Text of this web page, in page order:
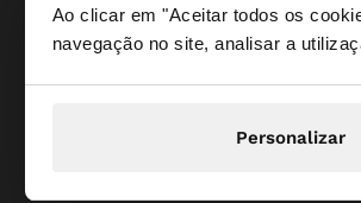
Ao clicar em "Aceitar todos os
navegação no site, analisar a
Personalizar
Está a aceder ao site a